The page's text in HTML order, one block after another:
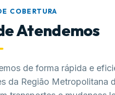
COBERTURA
Atendemos
de forma rápida e
da Região Metropolitana